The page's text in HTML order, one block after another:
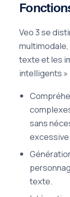
Veo 3 se
texte et les
intelligents
sans
excessive.
texte.